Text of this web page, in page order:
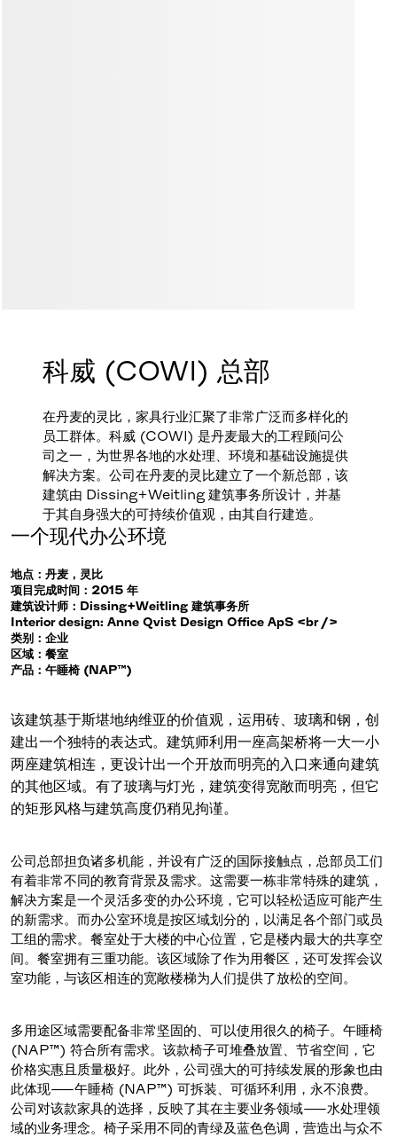
科威 (COWI) 总部
在丹麦的灵比，家具行业汇聚了非常广泛而多样化的
员工群体。科威 (COWI) 是丹麦最大的工程顾问公
司之一，为世界各地的水处理、环境和基础设施提供
解决方案。公司在丹麦的灵比建立了一个新总部，该
建筑由 Dissing+Weitling 建筑事务所设计，并基
于其自身强大的可持续价值观，由其自行建造。
一个现代办公环境
地点：丹麦，灵比
项目完成时间：2015 年
建筑设计师：Dissing+Weitling 建筑事务所
Interior design: Anne Qvist Design Office ApS <br />
类别：企业
区域：餐室
产品：午睡椅 (NAP™)
该建筑基于斯堪地纳维亚的价值观，运用砖、玻璃和钢，创
建出一个独特的表达式。建筑师利用一座高架桥将一大一小
两座建筑相连，更设计出一个开放而明亮的入口来通向建筑
的其他区域。有了玻璃与灯光，建筑变得宽敞而明亮，但它
的矩形风格与建筑高度仍稍见拘谨。
公司总部担负诸多机能，并设有广泛的国际接触点，总部员工们
有着非常不同的教育背景及需求。这需要一栋非常特殊的建筑，
解决方案是一个灵活多变的办公环境，它可以轻松适应可能产生
的新需求。而办公室环境是按区域划分的，以满足各个部门或员
工组的需求。餐室处于大楼的中心位置，它是楼内最大的共享空
间。餐室拥有三重功能。该区域除了作为用餐区，还可发挥会议
室功能，与该区相连的宽敞楼梯为人们提供了放松的空间。
多用途区域需要配备非常坚固的、可以使用很久的椅子。午睡椅
(NAP™) 符合所有需求。该款椅子可堆叠放置、节省空间，它
价格实惠且质量极好。此外，公司强大的可持续发展的形象也由
此体现——午睡椅 (NAP™) 可拆装、可循环利用，永不浪费。
公司对该款家具的选择，反映了其在主要业务领域——水处理领
域的业务理念。椅子采用不同的青绿及蓝色色调，营造出与众不